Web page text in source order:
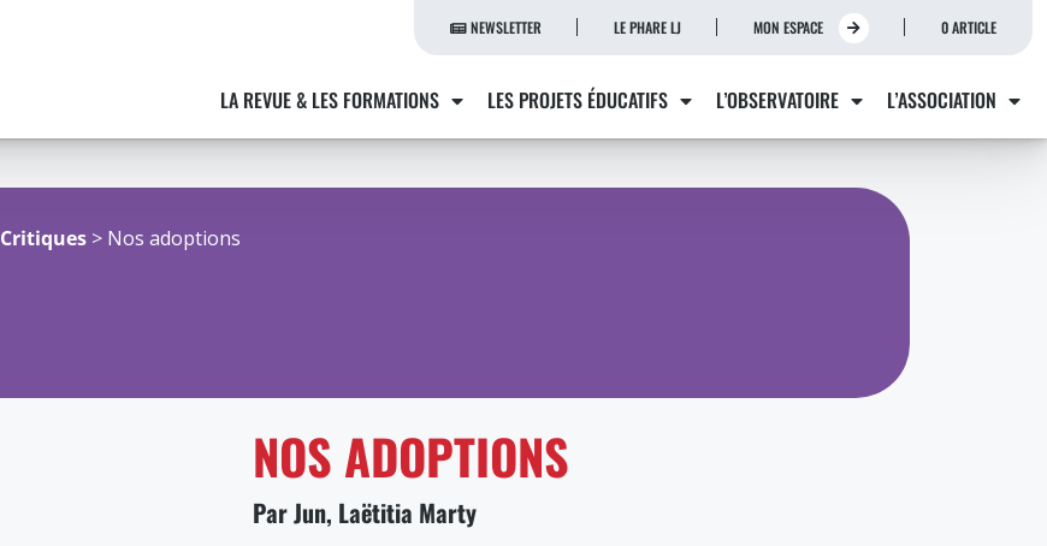
NEWSLETTER LE PHARE LJ MON ESPACE 0 ARTICLE
LA REVUE & LES FORMATIONS LES PROJETS ÉDUCATIFS L’OBSERVATOIRE L’ASSOCIATION
Critiques > Nos adoptions
NOS ADOPTIONS
Par Jun, Laëtitia Marty